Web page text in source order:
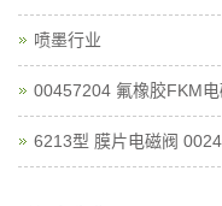
喷墨行业
00457204 氟橡胶FKM
6213型 膜片电磁阀